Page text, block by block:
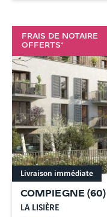
FRAIS DE NOTAIRE
OFFERTS*
COMPIEGNE (60)
LA LISIÈRE
Livraison immédiate